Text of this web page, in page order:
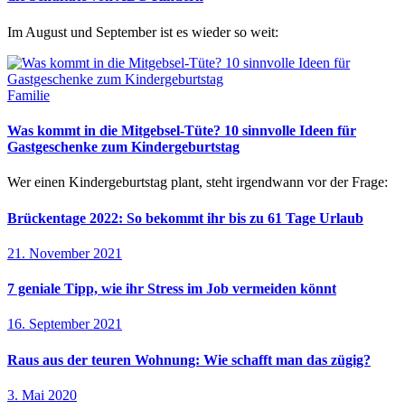
Im August und September ist es wieder so weit:
Familie
Was kommt in die Mitgebsel-Tüte? 10 sinnvolle Ideen für
Gastgeschenke zum Kindergeburtstag
Wer einen Kindergeburtstag plant, steht irgendwann vor der Frage:
Brückentage 2022: So bekommt ihr bis zu 61 Tage Urlaub
21. November 2021
7 geniale Tipp, wie ihr Stress im Job vermeiden könnt
16. September 2021
Raus aus der teuren Wohnung: Wie schafft man das zügig?
3. Mai 2020